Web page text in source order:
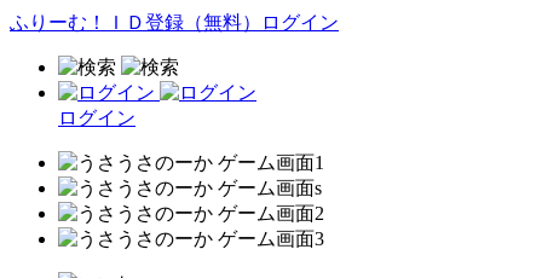
ふりーむ！ＩＤ登録（無料） ログイン
ログイン